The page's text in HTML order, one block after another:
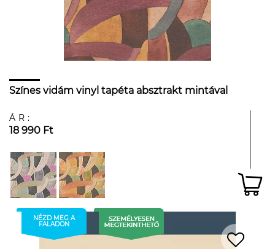
Színes vidám vinyl tapéta absztrakt mintával
ÁR:
18 990 Ft
NÉZD MEG A
FALADON